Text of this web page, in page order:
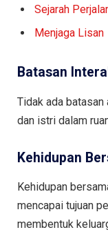
Sejarah
Menjaga Lisan
Batasan
Tidak ada
dan istri dalam
Kehidupan
Kehidupan
mencapai tujuan
membentuk